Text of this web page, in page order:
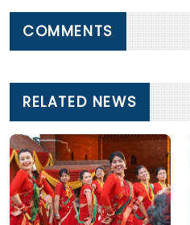
COMMENTS
RELATED NEWS